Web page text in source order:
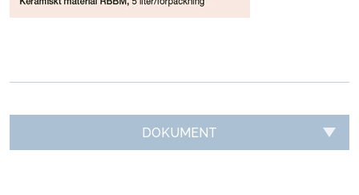
DOKUMENT